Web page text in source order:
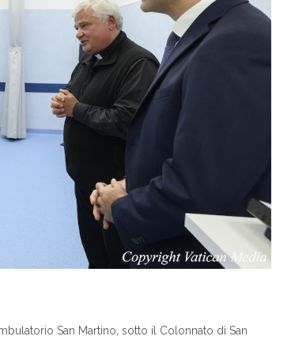
San Martino, sotto il Colonnato di San